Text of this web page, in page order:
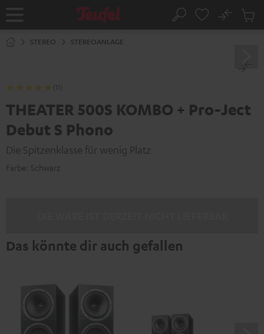
Startseite Suche
No
STEREO STEREOANLAGE
(11)
THEATER 500S KOMBO + Pro-Ject
Debut S Phono
Die Spitzenklasse für wenig Platz
Farbe: Schwarz
Das könnte dir auch gefallen